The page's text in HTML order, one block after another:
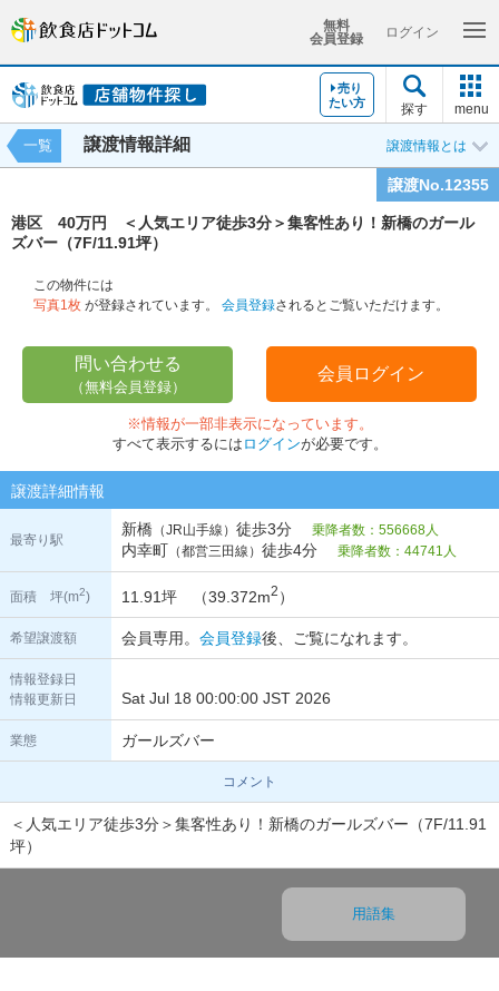
無料
会員登録
ログイン
売り
たい方
探す menu
譲渡情報詳細
一覧 譲渡情報とは
譲渡No.12355
港区 40万円 ＜人気エリア徒歩3分＞集客性あり！新橋のガール
ズバー（7F/11.91坪）
この物件には
写真1枚 が登録されています。 会員登録されるとご覧いただけます。
問い合わせる
（無料会員登録）
会員ログイン
※情報が一部非表示になっています。
すべて表示するには ログインが必要です。
譲渡詳細情報
最寄り駅
新橋 （JR山手線） 徒歩3分 乗降者数：556668人
内幸町 （都営三田線） 徒歩4分 乗降者数：44741人
面積 坪(m2) 11.91坪 （39.372m2 ）
希望譲渡額 会員専用。 会員登録後、ご覧になれます。
情報登録日
情報更新日
Sat Jul 18 00:00:00 JST 2026
業態 ガールズバー
コメント
＜人気エリア徒歩3分＞集客性あり！新橋のガールズバー（7F/11.91
坪）
用語集